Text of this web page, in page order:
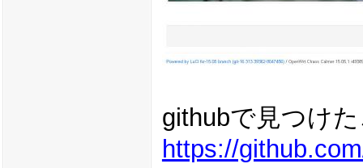
githubで見つけ
https://